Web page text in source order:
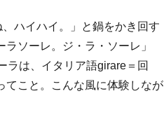
ハイハイ。」と鍋をかき回す
ソーレ。ジ・ラ・ソーレ」
ラは、イタリア語girare＝回
てこと。こんな風に体験しなが